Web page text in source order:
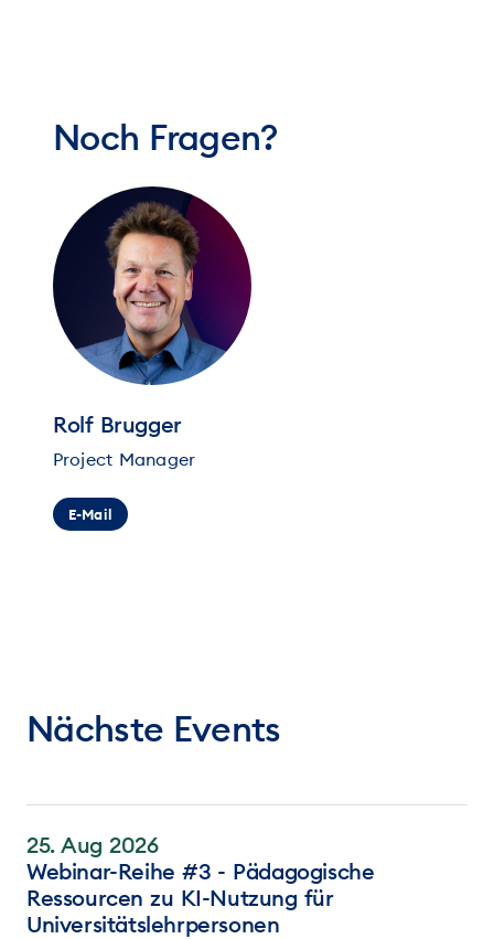
Noch Fragen?
Rolf Brugger
Project Manager
E-Mail
Nächste Events
25. Aug 2026
Webinar-Reihe #3 - Pädagogische
Ressourcen zu KI-Nutzung für
Universitätslehrpersonen